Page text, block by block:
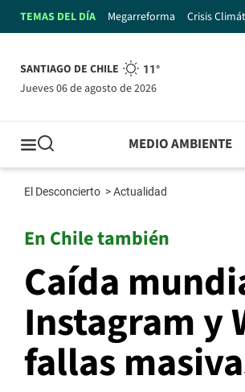
TEMAS DEL DÍA Megarreforma Crisis
SANTIAGO DE CHILE 11°
jueves 06 de agosto de 2026
MEDIO AMBIENTE
El Desconcierto >Actualidad
En Chile también
Caída
Instagram y
fallas